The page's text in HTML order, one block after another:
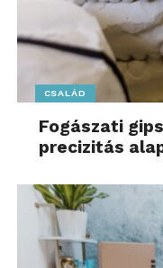
CSALÁD
Fogászati
precizitás